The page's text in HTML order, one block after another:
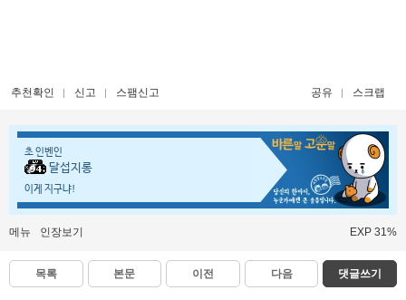
추천확인 신고 스팸신고 공유 스크랩
초 인벤인
달섭지롱
이게 지구냐!
메뉴 인장보기 EXP 31%
목록 본문 이전 다음 댓글쓰기